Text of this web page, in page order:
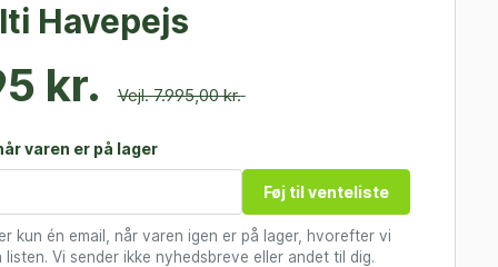
Havepejs
kr. Vejl. 7.995,00 kr.
varen er på lager
Føj til venteliste
kun én email, når varen igen er på lager, hvorefter vi
Vi sender ikke nyhedsbreve eller andet til dig.